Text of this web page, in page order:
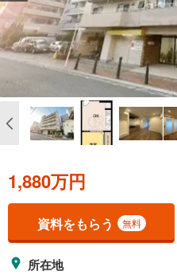
1,880万円
資料をもらう 無料
所在地